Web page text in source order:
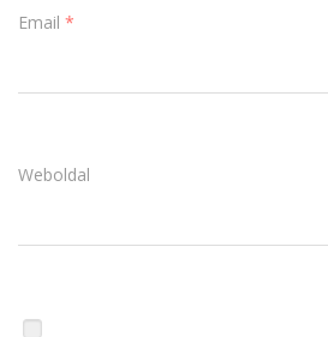
Email *
Weboldal